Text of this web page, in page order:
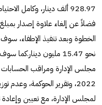
الخطوة وبعد تنفيذ الإطفاء،
نحو 15.47 مليون
2022، وتقرير الحوكمة،
لمجلس الإدارة، مع تعيين